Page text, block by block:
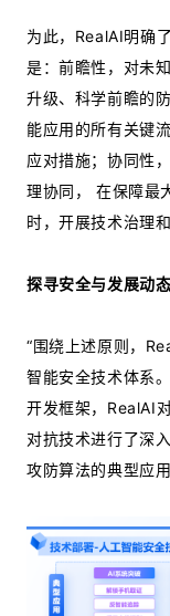
为此，RealAI明确
是：前瞻性，对未
升级、科学前瞻的
能应用的所有关键
应对措施；协同性
理协同， 在保障最
时，开展技术治理
探寻安全与发展动
“围绕上述原则，
智能安全技术体系
开发框架，RealAI
对抗技术进行了深
攻防算法的典型应